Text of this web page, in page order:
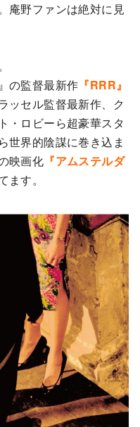
庵野ファンは絶対に見
の監督最新作 『RRR』
ッセル監督最新作、ク
・ロビーら超豪華スタ
世界的陰謀に巻き込ま
映画化 『アムステルダ
す。